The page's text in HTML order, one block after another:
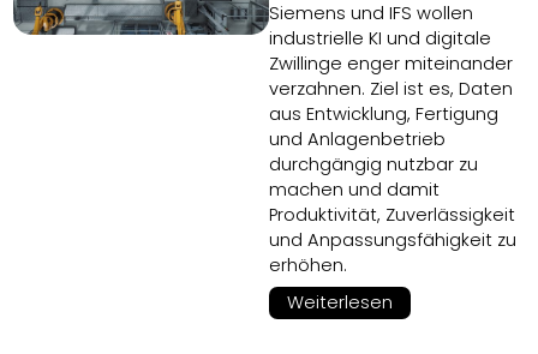
Siemens und IFS wollen
industrielle KI und digitale
Zwillinge enger miteinander
verzahnen. Ziel ist es, Daten
aus Entwicklung, Fertigung
und Anlagenbetrieb
durchgängig nutzbar zu
machen und damit
Produktivität, Zuverlässigkeit
und Anpassungsfähigkeit zu
erhöhen.
Weiterlesen